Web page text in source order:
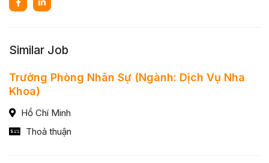
Similar Job
Trưởng Phòng Nhân Sự (Ngành: Dịch Vụ Nha
Khoa)
Hồ Chí Minh
Thoả thuận